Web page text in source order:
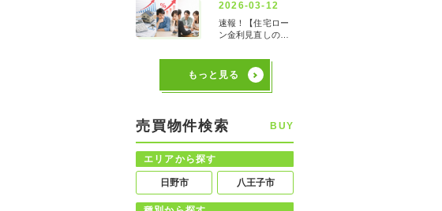
もっと見る
売買物件検索 BUY
エリアから探す
日野市 八王子市